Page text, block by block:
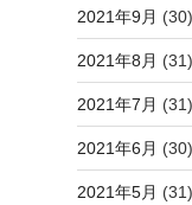
2021年9月 (30)
2021年8月 (31)
2021年7月 (31)
2021年6月 (30)
2021年5月 (31)